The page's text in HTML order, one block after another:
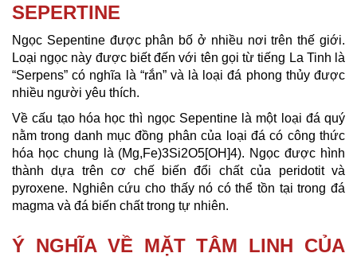
SEPERTINE
Ngọc Sepentine được phân bố ở nhiều nơi trên thế giới.
Loại ngọc này được biết đến với tên gọi từ tiếng La Tinh là
“Serpens” có nghĩa là “rắn” và là loại đá phong thủy được
nhiều người yêu thích.
Về cấu tạo hóa học thì ngọc Sepentine là một loại đá quý
nằm trong danh mục đồng phân của loại đá có công thức
hóa học chung là (Mg,Fe)3Si2O5[OH]4). Ngọc được hình
thành dựa trên cơ chế biến đổi chất của peridotit và
pyroxene. Nghiên cứu cho thấy nó có thể tồn tại trong đá
magma và đá biến chất trong tự nhiên.
Ý NGHĨA VỀ MẶT TÂM LINH CỦA